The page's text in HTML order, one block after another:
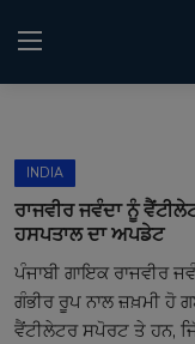
Home
Kitaab Kahani
INDIA
ਰਾਜਵੀਰ ਜਵੰਦਾ ਨੂੰ
ਹਸਪਤਾਲ ਦਾ ਅਪਡੇਟ
ਪੰਜਾਬੀ ਗਾਇਕ ਰਾਜਵੀਰ
ਗੰਭੀਰ ਰੂਪ ਨਾਲ ਜ਼ਖ਼ਮੀ ਹੋ
ਵੈਂਟੀਲੇਟਰ ਸਪੋਰਟ ਤੇ ਹਨ,